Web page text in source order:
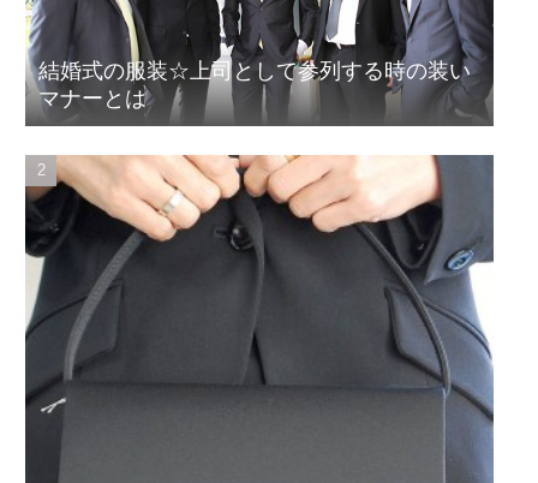
結婚式の服装☆上司として参列する時の装い
マナーとは